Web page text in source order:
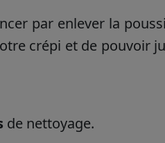
par enlever la
crépi et de pouvoir
de nettoyage.